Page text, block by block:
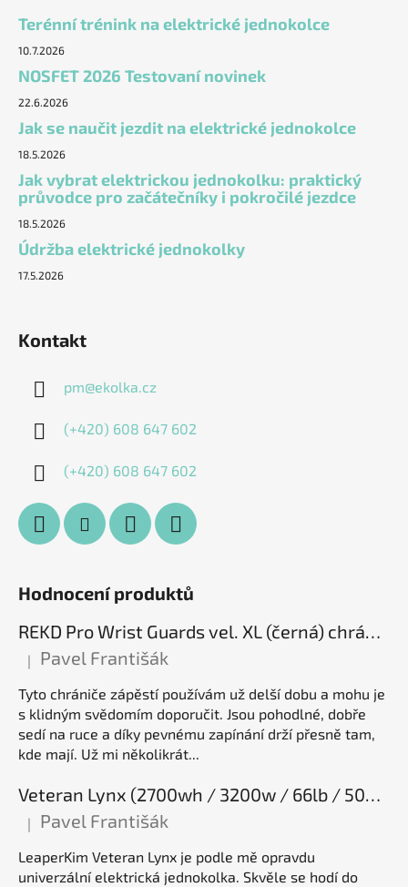
Terénní trénink na elektrické jednokolce
10.7.2026
NOSFET 2026 Testovaní novinek
22.6.2026
Jak se naučit jezdit na elektrické jednokolce
18.5.2026
Jak vybrat elektrickou jednokolku: praktický
průvodce pro začátečníky i pokročilé jezdce
18.5.2026
Údržba elektrické jednokolky
17.5.2026
Kontakt
pm@ekolka.cz
(+420) 608 647 602
(+420) 608 647 602
Hodnocení produktů
REKD Pro Wrist Guards vel. XL (černá) chrániče zápěstí
Hodnocení produktu je 5 z 5 hvězdiček.
| Pavel Františák
Tyto chrániče zápěstí používám už delší dobu a mohu je
s klidným svědomím doporučit. Jsou pohodlné, dobře
sedí na ruce a díky pevnému zapínání drží přesně tam,
kde mají. Už mi několikrát...
Veteran Lynx (2700wh / 3200w / 66lb / 50E), elektrická jednokolka
Hodnocení produktu je 5 z 5 hvězdiček.
| Pavel Františák
LeaperKim Veteran Lynx je podle mě opravdu
univerzální elektrická jednokolka. Skvěle se hodí do